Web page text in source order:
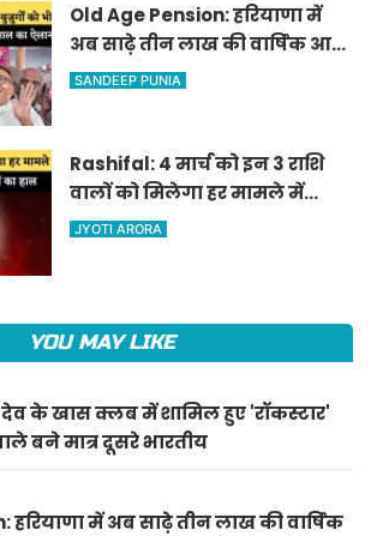
Old Age Pension: हरियाणा में
अब साढ़े तीन लाख की वार्षिक आय
वाले बुजुर्गों को भी मिलेगी बुढ़ापा
SANDEEP PUNIA
Rashifal: 4 मार्च को इन 3 राशि
वालों को मिलेगा हर मामले में
किस्मत का साथ, पढ़ें 12 राशियों का
JYOTI ARORA
YOU MAY LIKE
के खास क्लब में शामिल हुए 'रॉकस्टार'
बने मात्र दूसरे भारतीय
हरियाणा में अब साढ़े तीन लाख की वार्षिक